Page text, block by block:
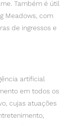
Também é útil
Meadows, com
de ingressos e
artificial
em todos os
cujas atuações